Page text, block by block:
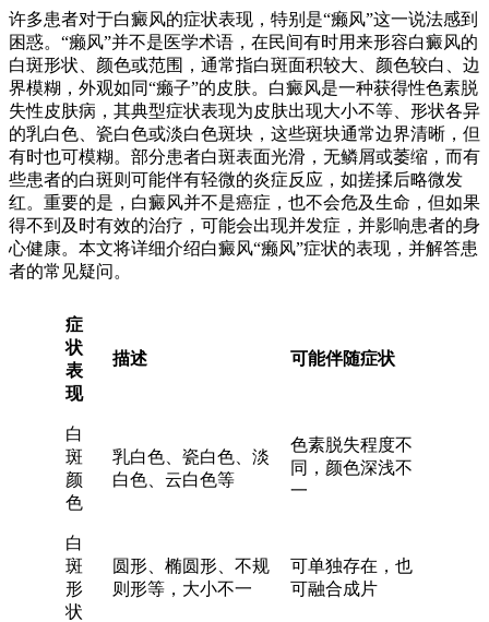
许多患者对于白癜风的症状表现，特别是“癞风”这一说法感到
困惑。“癞风”并不是医学术语，在民间有时用来形容白癜风的
白斑形状、颜色或范围，通常指白斑面积较大、颜色较白、边
界模糊，外观如同“癞子”的皮肤。白癜风是一种获得性色素脱
失性皮肤病，其典型症状表现为皮肤出现大小不等、形状各异
的乳白色、瓷白色或淡白色斑块，这些斑块通常边界清晰，但
有时也可模糊。部分患者白斑表面光滑，无鳞屑或萎缩，而有
些患者的白斑则可能伴有轻微的炎症反应，如搓揉后略微发
红。重要的是，白癜风并不是癌症，也不会危及生命，但如果
得不到及时有效的治疗，可能会出现并发症，并影响患者的身
心健康。本文将详细介绍白癜风“癞风”症状的表现，并解答患
者的常见疑问。
症
状
表
现
描述 可能伴随症状
白
斑
颜
色
乳白色、瓷白色、淡
白色、云白色等
色素脱失程度不
同，颜色深浅不
一
白
斑
形
状
圆形、椭圆形、不规
则形等，大小不一
可单独存在，也
可融合成片